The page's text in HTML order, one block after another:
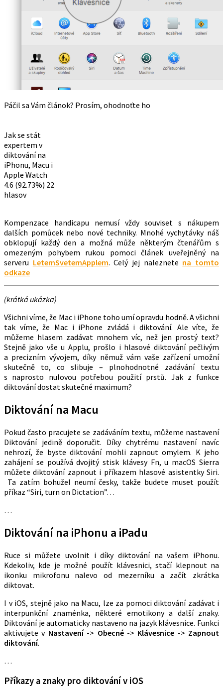
Páčil sa Vám článok? Prosím, ohodnoťte ho
Jak se stát
expertem v
diktování na
iPhonu, Macu i
Apple Watch
4.6 (92.73%) 22
hlasov
Kompenzace handicapu nemusí vždy souviset s nákupem
dalších pomůcek nebo nové techniky. Mnohé vychytávky náš
obklopují každý den a možná může některým čtenářům s
omezeným pohybem rukou pomoci článek uveřejněný na
serveru LetemSvetemApplem. Celý jej naleznete na tomto
odkaze
(krátká ukázka)
Všichni víme, že Mac i iPhone toho umí opravdu hodně. A všichni
tak víme, že Mac i iPhone zvládá i diktování. Ale víte, že
můžeme hlasem zadávat mnohem víc, než jen prostý text?
Stejně jako vše u Applu, prošlo i hlasové diktování pečlivým
a precizním vývojem, díky němuž vám vaše zařízení umožní
skutečně to, co slibuje – plnohodnotné zadávání textu
s naprosto nulovou potřebou použití prstů. Jak z funkce
diktování dostat skutečné maximum?
Diktování na Macu
Pokud často pracujete se zadáváním textu, můžeme nastavení
Diktování jedině doporučit. Díky chytrému nastavení navíc
nehrozí, že byste diktování mohli zapnout omylem. K jeho
zahájení se používá dvojitý stisk klávesy Fn, u macOS Sierra
můžete diktování zapnout i příkazem hlasové asistentky Siri.
Ta zatím bohužel neumí česky, takže budete muset použít
příkaz “Siri, turn on Dictation”…
…
Diktování na iPhonu a iPadu
Ruce si můžete uvolnit i díky diktování na vašem iPhonu.
Kdekoliv, kde je možné použít klávesnici, stačí klepnout na
ikonku mikrofonu nalevo od mezerníku a začít zkrátka
diktovat.
I v iOS, stejně jako na Macu, lze za pomoci diktování zadávat i
interpunkční znaménka, některé emotikony a další znaky.
Diktování je automaticky nastaveno na jazyk klávesnice. Funkci
aktivujete v Nastavení-> Obecné-> Klávesnice -> Zapnout
diktování.
…
Příkazy a znaky pro diktování v iOS